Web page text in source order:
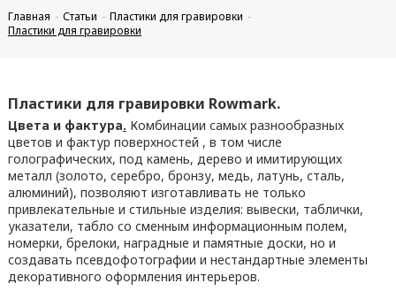
Главная Статьи
Пластики для гравировки
Пластики для гравировки
Пластики для гравировки Rowmark.
Цвета и фактура. Комбинации самых разнообразных
цветов и фактур поверхностей , в том числе
голографических, под камень, дерево и имитирующих
металл (золото, серебро, бронзу, медь, латунь, сталь,
алюминий), позволяют изготавливать не только
привлекательные и стильные изделия: вывески, таблички,
указатели, табло со сменным информационным полем,
номерки, брелоки, наградные и памятные доски, но и
создавать псевдофотографии и нестандартные элементы
декоративного оформления интерьеров.